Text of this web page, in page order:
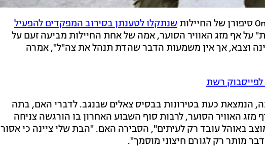
שנתקלו לטענתן בסירוב המפקדים להפעיל
על אף מזג האוויר הסוער, אמה של אחת החיילות מביעה זעם על
וצבא, אך אין משמעות הדבר שהדת תנהל את צה"ל", אמרה
לפייסבוק רשת
הנמצאת כעת בטירונות בבסיס צאלים שבנגב. לדברי האם, בתה
האוויר הסוער, לרבות סוף השבוע האחרון בו הורגשה צניחה
באוהל עובד רק לעיתים", הסבירה האם. "הבת שלי ציינה כי אסור
מותר רק לגורם חיצוני מוסמך".